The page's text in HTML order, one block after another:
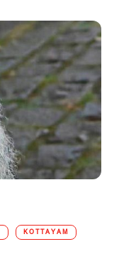
KOTTAYAM